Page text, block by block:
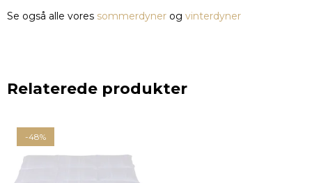
Se også alle vores sommerdyner og vinterdyner
Relaterede produkter
-48%